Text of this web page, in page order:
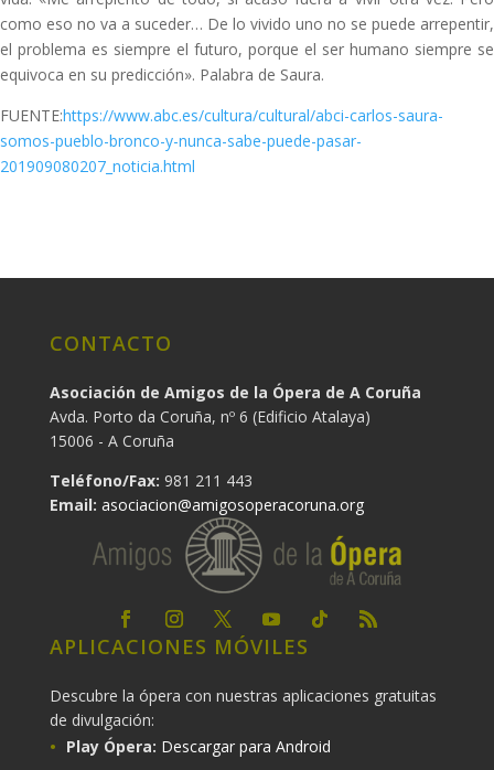
como eso no va a suceder… De lo vivido uno no se puede arrepentir,
el problema es siempre el futuro, porque el ser humano siempre se
equivoca en su predicción». Palabra de Saura.
FUENTE:https://www.abc.es/cultura/cultural/abci-carlos-saura-
somos-pueblo-bronco-y-nunca-sabe-puede-pasar-
201909080207_noticia.html
CONTACTO
Asociación de Amigos de la Ópera de A Coruña
Avda. Porto da Coruña, nº 6 (Edificio Atalaya)
15006 - A Coruña
Teléfono/Fax: 981 211 443
Email: asociacion@amigosoperacoruna.org
APLICACIONES MÓVILES
Descubre la ópera con nuestras aplicaciones gratuitas
de divulgación:
Play Ópera: Descargar para Android